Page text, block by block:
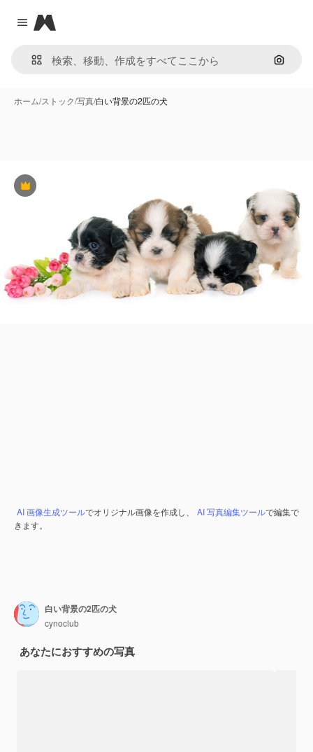
Close menu
Magnific
画像で
ホーム/ストック/写真/白い背景の2匹の犬
Premium
AI 画像生成ツールでオリジナル画像を作成し、 AI 写真編集ツールで編集で
きます。
白い背景の2匹の犬
cynoclub
あなたにおすすめの写真